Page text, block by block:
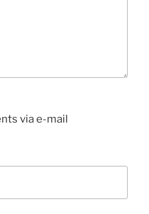
via e-mail